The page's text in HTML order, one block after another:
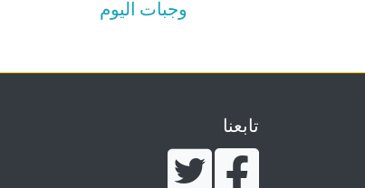
وجبات اليوم
تابعنا